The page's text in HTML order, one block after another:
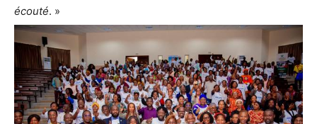
écouté. »